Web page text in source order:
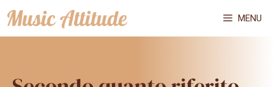
Vai
al
MENU